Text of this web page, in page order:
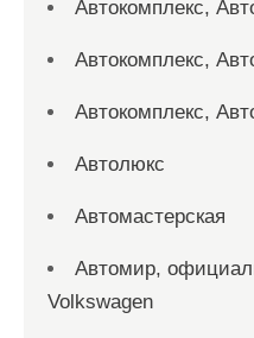
Автокомплекс,
Автокомплекс,
Автокомплекс,
Автолюкс
Автомастерская
Автомир,
Volkswagen